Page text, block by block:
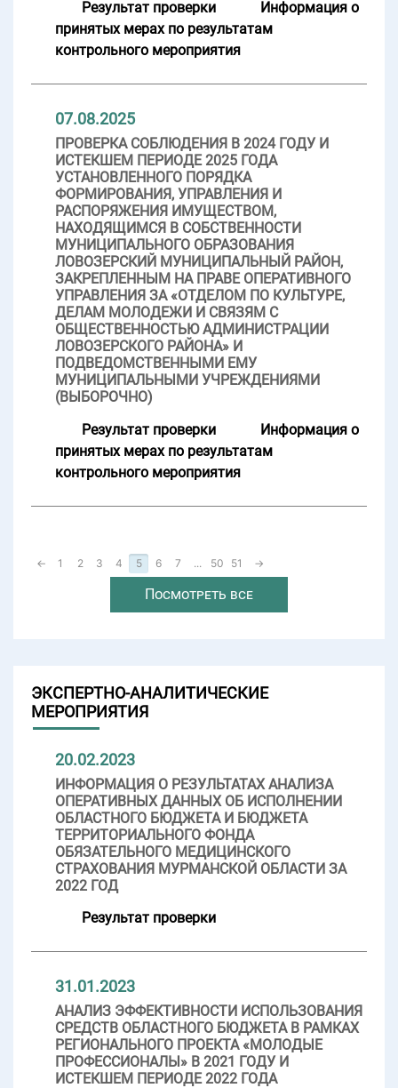
Результат проверки
Информация о
принятых мерах по результатам
контрольного мероприятия
07.08.2025
ПРОВЕРКА СОБЛЮДЕНИЯ В 2024 ГОДУ И
ИСТЕКШЕМ ПЕРИОДЕ 2025 ГОДА
УСТАНОВЛЕННОГО ПОРЯДКА
ФОРМИРОВАНИЯ, УПРАВЛЕНИЯ И
РАСПОРЯЖЕНИЯ ИМУЩЕСТВОМ,
НАХОДЯЩИМСЯ В СОБСТВЕННОСТИ
МУНИЦИПАЛЬНОГО ОБРАЗОВАНИЯ
ЛОВОЗЕРСКИЙ МУНИЦИПАЛЬНЫЙ РАЙОН,
ЗАКРЕПЛЕННЫМ НА ПРАВЕ ОПЕРАТИВНОГО
УПРАВЛЕНИЯ ЗА «ОТДЕЛОМ ПО КУЛЬТУРЕ,
ДЕЛАМ МОЛОДЕЖИ И СВЯЗЯМ С
ОБЩЕСТВЕННОСТЬЮ АДМИНИСТРАЦИИ
ЛОВОЗЕРСКОГО РАЙОНА» И
ПОДВЕДОМСТВЕННЫМИ ЕМУ
МУНИЦИПАЛЬНЫМИ УЧРЕЖДЕНИЯМИ
(ВЫБОРОЧНО)
Результат проверки
Информация о
принятых мерах по результатам
контрольного мероприятия
← 1 2 3 4 5 6 7 ... 50 51 →
Посмотреть все
ЭКСПЕРТНО-АНАЛИТИЧЕСКИЕ
МЕРОПРИЯТИЯ
20.02.2023
ИНФОРМАЦИЯ О РЕЗУЛЬТАТАХ АНАЛИЗА
ОПЕРАТИВНЫХ ДАННЫХ ОБ ИСПОЛНЕНИИ
ОБЛАСТНОГО БЮДЖЕТА И БЮДЖЕТА
ТЕРРИТОРИАЛЬНОГО ФОНДА
ОБЯЗАТЕЛЬНОГО МЕДИЦИНСКОГО
СТРАХОВАНИЯ МУРМАНСКОЙ ОБЛАСТИ ЗА
2022 ГОД
Результат проверки
31.01.2023
АНАЛИЗ ЭФФЕКТИВНОСТИ ИСПОЛЬЗОВАНИЯ
СРЕДСТВ ОБЛАСТНОГО БЮДЖЕТА В РАМКАХ
РЕГИОНАЛЬНОГО ПРОЕКТА «МОЛОДЫЕ
ПРОФЕССИОНАЛЫ» В 2021 ГОДУ И
ИСТЕКШЕМ ПЕРИОДЕ 2022 ГОДА